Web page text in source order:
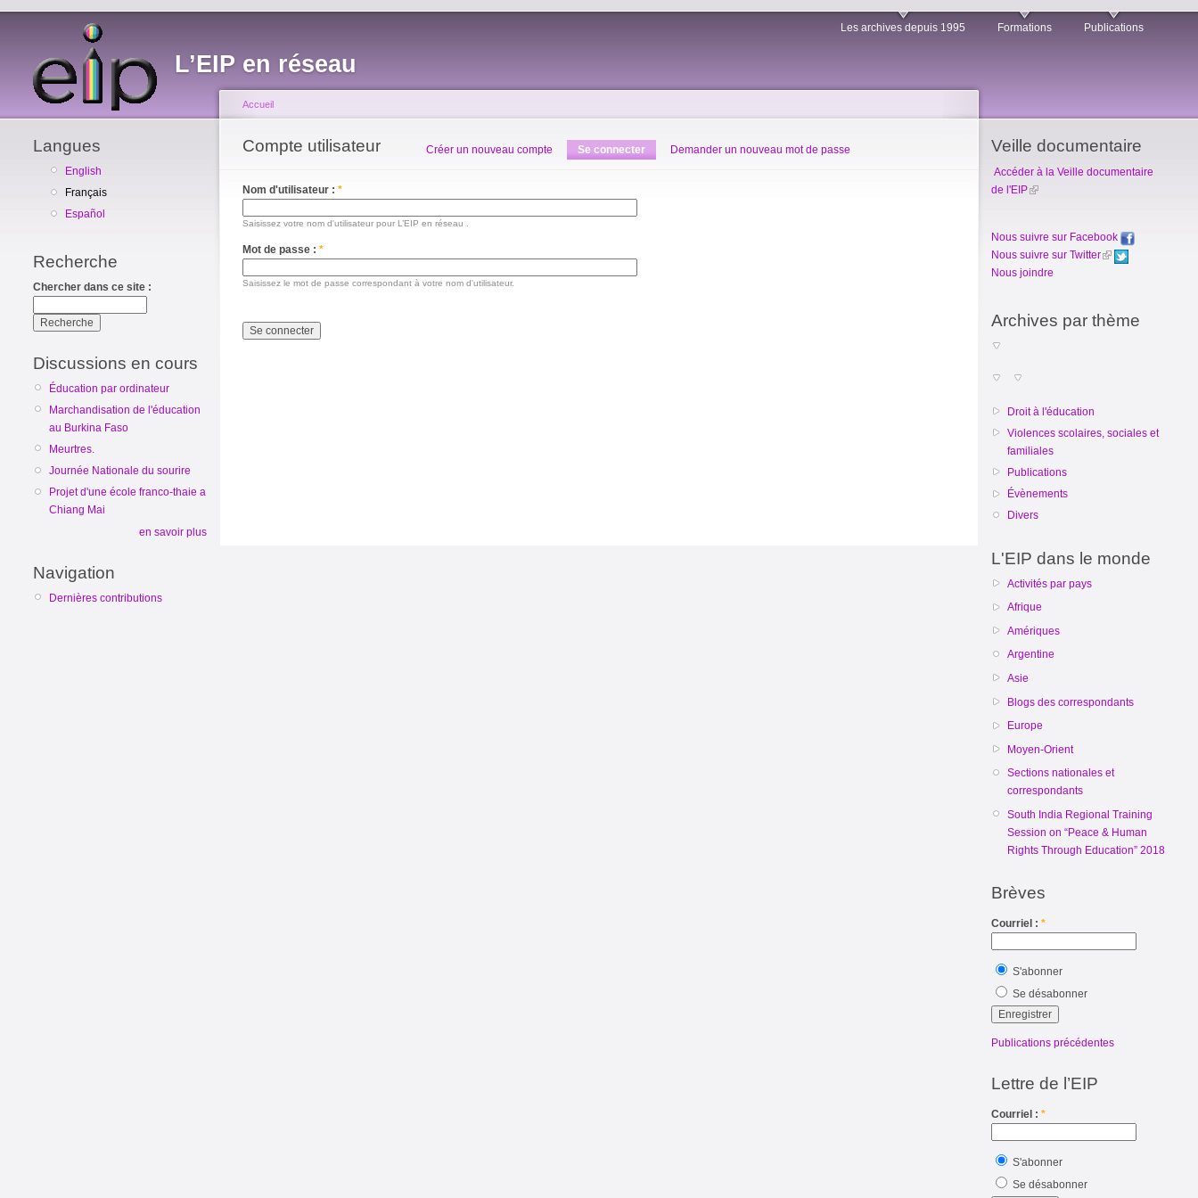
L’EIP en réseau
Les archives depuis 1995 Formations Publications
Langues
English
Français
Español
Recherche
Chercher dans ce site :
Discussions en cours
Éducation par ordinateur
Marchandisation de l'éducation
au Burkina Faso
Meurtres.
Journée Nationale du sourire
Projet d'une école franco-thaie a
Chiang Mai
en savoir plus
Navigation
Dernières contributions
Accueil
Compte utilisateur Créer un nouveau compte Se connecter Demander un nouveau mot de passe
Nom d'utilisateur : *
Saisissez votre nom d'utilisateur pour L’EIP en réseau .
Mot de passe : *
Saisissez le mot de passe correspondant à votre nom d'utilisateur.
Veille documentaire
Accéder à la Veille documentaire
de l'EIP
Nous suivre sur Facebook
Nous suivre sur Twitter
Nous joindre
Archives par thème
Droit à l'éducation
Violences scolaires, sociales et
familiales
Publications
Évènements
Divers
L'EIP dans le monde
Activités par pays
Afrique
Amériques
Argentine
Asie
Blogs des correspondants
Europe
Moyen-Orient
Sections nationales et
correspondants
South India Regional Training
Session on “Peace & Human
Rights Through Education” 2018
Brèves
Courriel : *
S'abonner
Se désabonner
Publications précédentes
Lettre de l’EIP
Courriel : *
S'abonner
Se désabonner